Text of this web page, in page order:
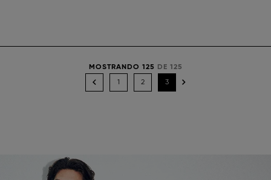
MOSTRANDO 125 DE 125
1 2 3